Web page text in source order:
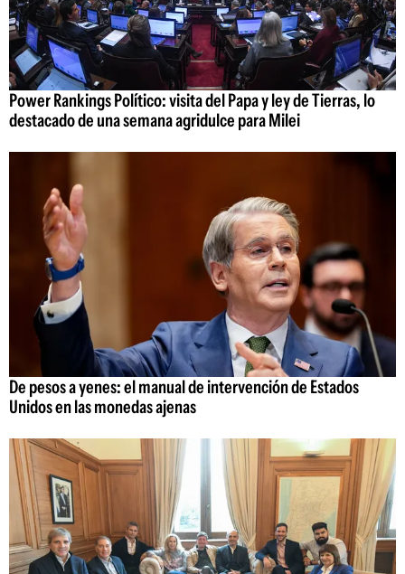
Power Rankings Político: visita del Papa y ley de Tierras, lo
destacado de una semana agridulce para Milei
De pesos a yenes: el manual de intervención de Estados
Unidos en las monedas ajenas